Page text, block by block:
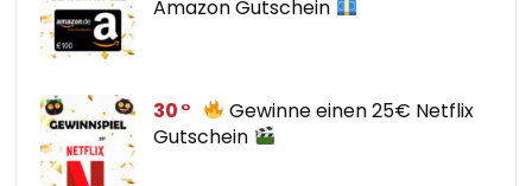
Amazon Gutschein
30
Gewinne einen 25€ Netflix
Gutschein